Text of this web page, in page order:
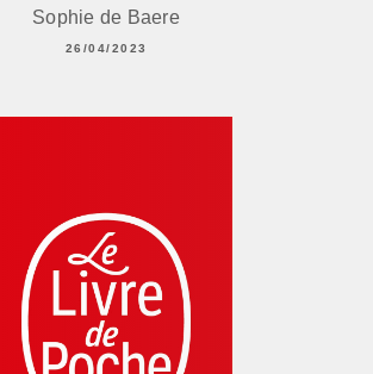
Sophie de Baere
26/04/2023